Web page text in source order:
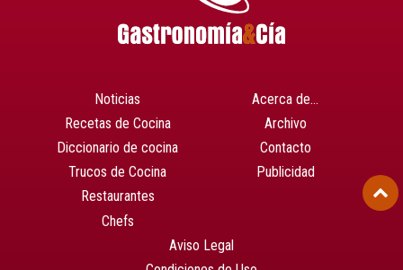
Noticias
Recetas de Cocina
Diccionario de cocina
Trucos de Cocina
Restaurantes
Chefs
Acerca de…
Archivo
Contacto
Publicidad
Aviso Legal